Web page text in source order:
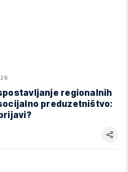
regionalnih
preduzetništvo: